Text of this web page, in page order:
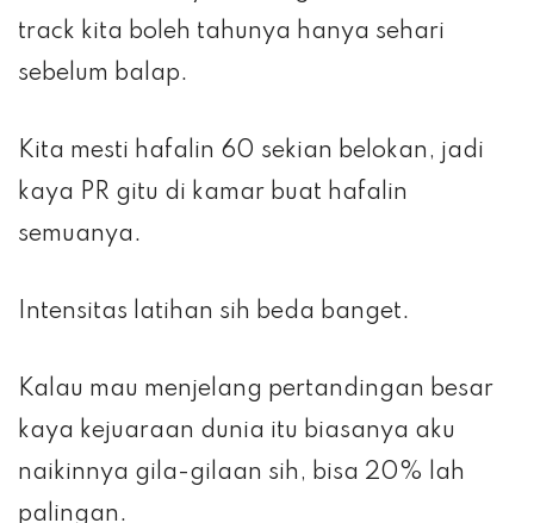
track kita boleh tahunya hanya sehari
sebelum balap.
Kita mesti hafalin 60 sekian belokan, jadi
kaya PR gitu di kamar buat hafalin
semuanya.
Intensitas latihan sih beda banget.
Kalau mau menjelang pertandingan besar
kaya kejuaraan dunia itu biasanya aku
naikinnya gila-gilaan sih, bisa 20% lah
palingan.